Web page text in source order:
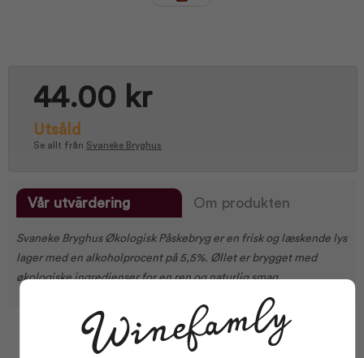
44.00 kr
Utsåld
Se allt från Svaneke Bryghus
Vår utvärdering Om produkten
Svaneke Bryghus Økologisk Påskebryg er en frisk og læskende lys
lager med en alkoholprocent på 5,5%. Øllet er brygget med
økologiske ingredienser for en ren og naturlig smag.
Facts